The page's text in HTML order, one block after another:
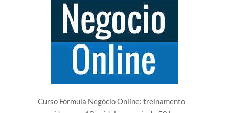
Curso Fórmula Negócio Online: treinamento